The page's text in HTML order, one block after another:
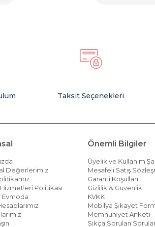
Taksit Seçenekleri
Değerlerimiz
Politikası
Evmoda
Önemli Bilgiler
Üyelik ve Kullanım
Mesafeli Satış
Garanti Koşulları
Gizlilik & Güvenlik
KVKK
Mobilya Şikayet
Memnuniyet Anketi
Sıkça Sorulan